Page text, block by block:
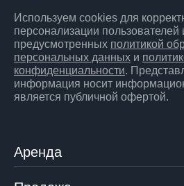
Используем cookies для
персонализации пользователей
предусмотренных политикой
персональных данных и
конфиденциальности.
информация носит
является публичной офертой.
Аренда